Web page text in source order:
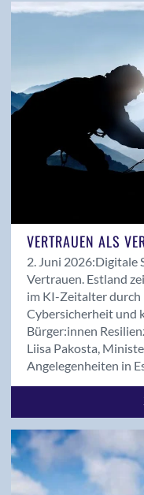
SI-Professional
Veranstaltungen
Vorstand
VERTRAUEN ALS
2. Juni 2026:Digitale
Vertrauen. Estland
im KI-Zeitalter
Cybersicherheit und
Bürger:innen
Liisa Pakosta,
Angelegenheiten in